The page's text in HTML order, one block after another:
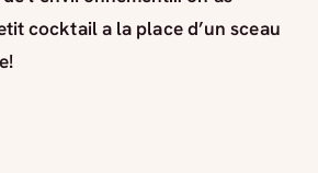
cocktail a la place d’un sceau